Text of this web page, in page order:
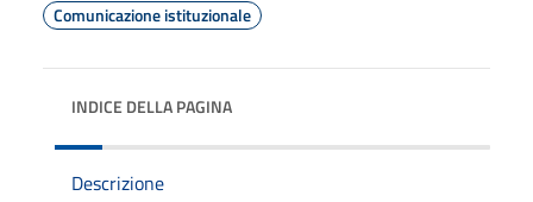
Comunicazione istituzionale
INDICE DELLA PAGINA
Descrizione